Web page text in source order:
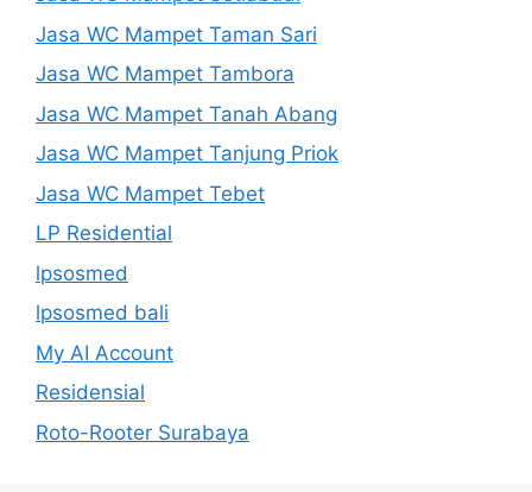
Jasa WC Mampet Taman Sari
Jasa WC Mampet Tambora
Jasa WC Mampet Tanah Abang
Jasa WC Mampet Tanjung Priok
Jasa WC Mampet Tebet
LP Residential
lpsosmed
lpsosmed bali
My AI Account
Residensial
Roto-Rooter Surabaya